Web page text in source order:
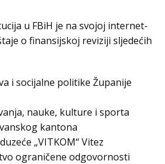
u FBiH je na svojoj internet-
o finansijskoj reviziji sljedećih
i socijalne politike Županije
nauke, kulture i sporta
kantona
„VITKOM“ Vitez
ograničene odgovornosti